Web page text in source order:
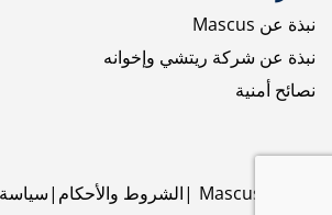
نبذة عن Mascus
نبذة عن شركة ريتشي وإخوانه
نصائح أمنية
Mascus الشروط والأحكام